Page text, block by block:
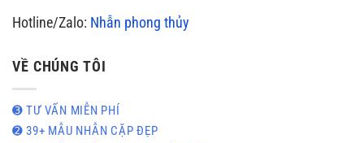
Hotline/Zalo: Nhẫn phong thủy
VỀ CHÚNG TÔI
➌ TƯ VẤN MIỄN PHÍ
➋ 39+ MẪU NHẪN CẶP ĐẸP